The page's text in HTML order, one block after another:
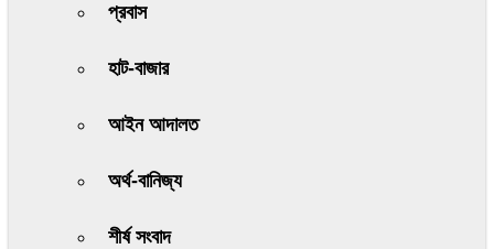
প্রবাস
হাট-বাজার
আইন আদালত
অর্থ-বানিজ্য
শীর্ষ সংবাদ